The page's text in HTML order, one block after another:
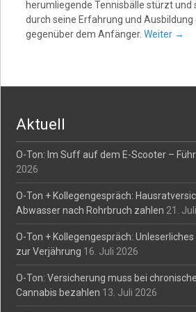
herumliegende Tennisbälle stürzt und
durch seine Erfahrung und
gegenüber dem Anfänger. Weiter →
Aktuell
O-Ton: Im Suff auf dem E-Scooter –
2026
O-Ton + Kollegengespräch:
Abwasser nach Rohrbruch zahlen 21.
O-Ton + Kollegengespräch:
zur Verjährung 16. Juli 2026
O-Ton: Versicherung muss bei
Cannabis bezahlen 13. Juli 2026